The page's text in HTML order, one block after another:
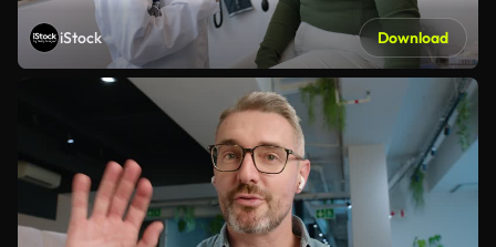
iStock Download